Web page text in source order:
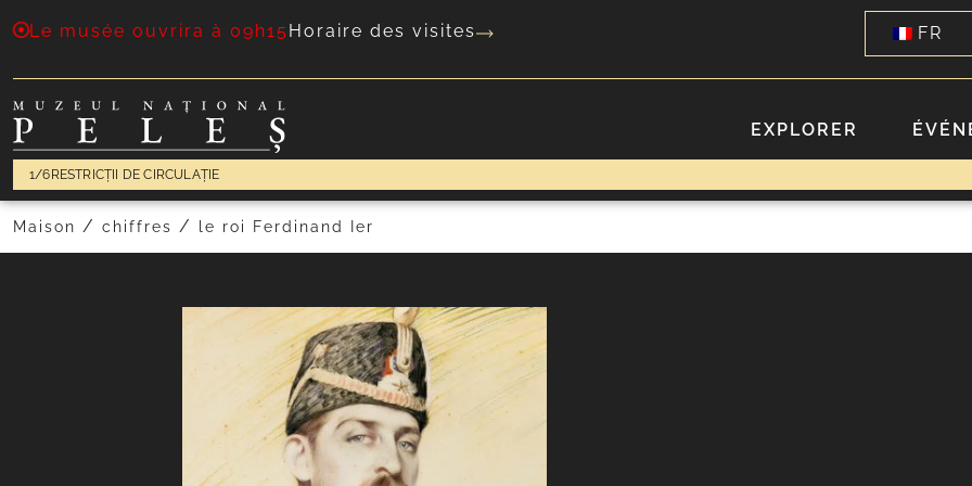
Le musée ouvrira à 09h15 Horaire des visites FR
EXPLORER
1/6 RESTRICȚII DE CIRCULAȚIE
Maison / chiffres / le roi Ferdinand Ier
Reine Elizabeth